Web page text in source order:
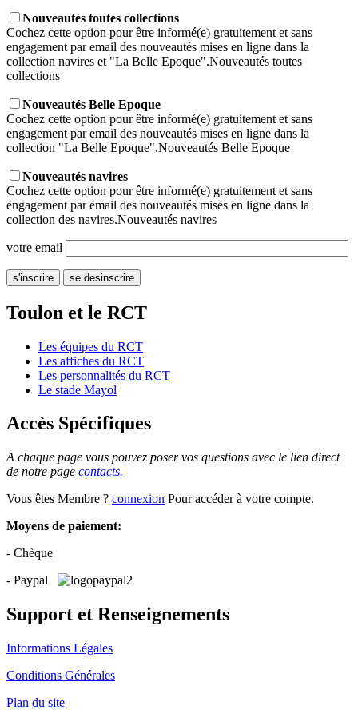
Nouveautés toutes collections
Cochez cette option pour être informé(e) gratuitement et sans
engagement par email des nouveautés mises en ligne dans la
collection navires et "La Belle Epoque".Nouveautés toutes
collections
Nouveautés Belle Epoque
Cochez cette option pour être informé(e) gratuitement et sans
engagement par email des nouveautés mises en ligne dans la
collection "La Belle Epoque".Nouveautés Belle Epoque
Nouveautés navires
Cochez cette option pour être informé(e) gratuitement et sans
engagement par email des nouveautés mises en ligne dans la
collection des navires.Nouveautés navires
votre email
Toulon et le RCT
Les équipes du RCT
Les affiches du RCT
Les personnalités du RCT
Le stade Mayol
Accès Spécifiques
A chaque page vous pouvez poser vos questions avec le lien direct
de notre page contacts.
Vous êtes Membre ? connexion Pour accéder à votre compte.
Moyens de paiement:
- Chèque
- Paypal
Support et Renseignements
Informations Légales
Conditions Générales
Plan du site